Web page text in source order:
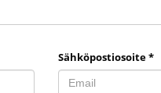
Sähköpostiosoite*